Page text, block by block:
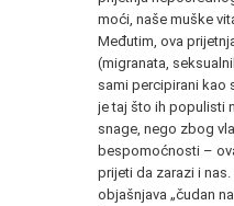
moći, naše muške
Međutim, ova
(migranata,
sami percipirani kao
je taj što ih populisti
snage, nego zbog
bespomoćnosti –
prijeti da zarazi i
objašnjava „čudan